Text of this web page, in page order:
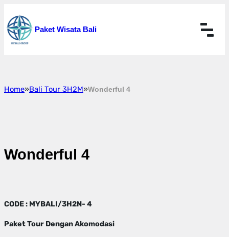
to
content
Paket Wisata Bali
Home»Bali Tour 3H2M»Wonderful 4
Wonderful 4
CODE : MYBALI/3H2N- 4
Paket Tour Dengan Akomodasi